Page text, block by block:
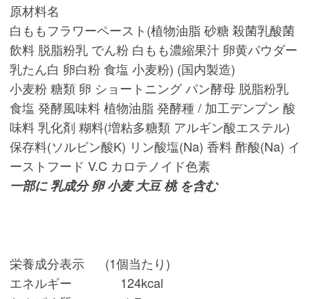
原材料名
白ももフラワーペースト(植物油脂 砂糖 殺菌乳酸菌
飲料 脱脂粉乳 でん粉 白もも濃縮果汁 卵黄パウダー
乳たん白 卵白粉 食塩 小麦粉) (国内製造)
小麦粉 糖類 卵 ショートニング パン酵母 脱脂粉乳
食塩 発酵風味料 植物油脂 発酵種 / 加工デンプン 酸
味料 乳化剤 糊料(増粘多糖類 アルギン酸エステル)
保存料(ソルビン酸K) リン酸塩(Na) 香料 酢酸(Na) イ
ーストフード V.C カロテノイド色素
一部に 乳成分 卵 小麦 大豆 桃 を含む
栄養成分表示 (1個当たり)
エネルギー 124kcal